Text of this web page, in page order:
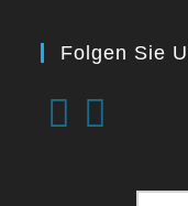
Folgen Sie